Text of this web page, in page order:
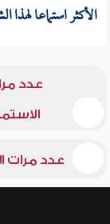
الأكثر استماعا لهذا
عدد
عدد مرات